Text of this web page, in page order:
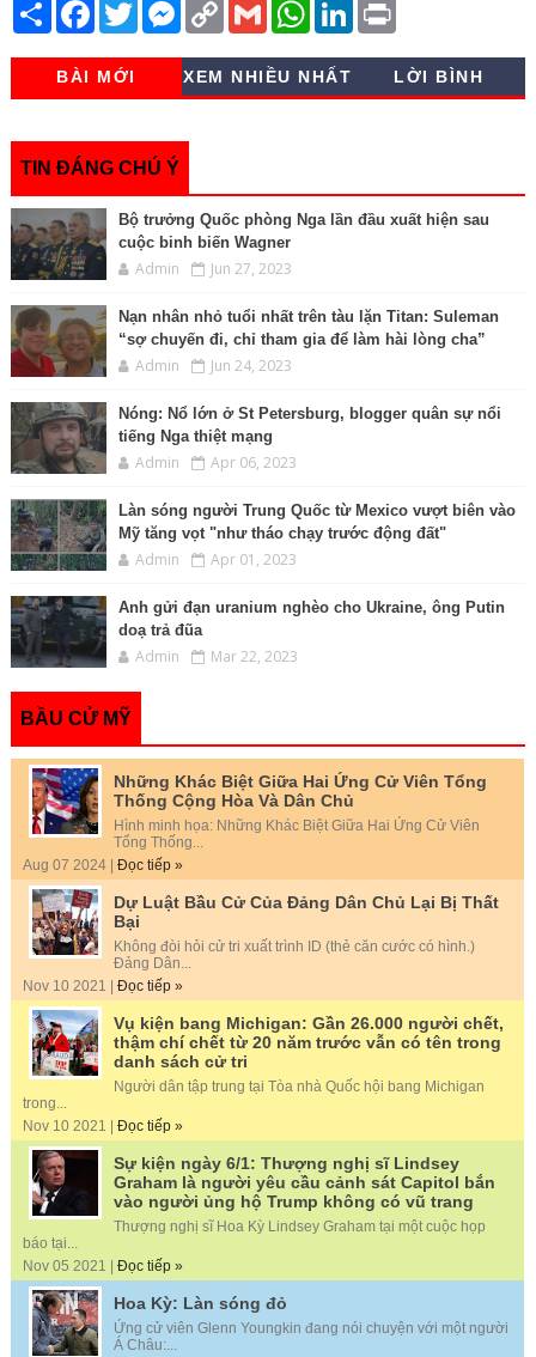
r
e
e
b
o
k
w
t
e
s
e
n
e
y
L
i
m
i
l
t
s
A
k
d
n
t
BÀI MỚI XEM NHIỀU NHẤT LỜI BÌNH
TIN ĐÁNG CHÚ Ý
Bộ trưởng Quốc phòng Nga lần đầu xuất hiện sau
cuộc binh biến Wagner
Admin Jun 27, 2023
Nạn nhân nhỏ tuổi nhất trên tàu lặn Titan: Suleman
“sợ chuyến đi, chỉ tham gia để làm hài lòng cha”
Admin Jun 24, 2023
Nóng: Nổ lớn ở St Petersburg, blogger quân sự nổi
tiếng Nga thiệt mạng
Admin Apr 06, 2023
Làn sóng người Trung Quốc từ Mexico vượt biên vào
Mỹ tăng vọt "như tháo chạy trước động đất"
Admin Apr 01, 2023
Anh gửi đạn uranium nghèo cho Ukraine, ông Putin
doạ trả đũa
Admin Mar 22, 2023
BẦU CỬ MỸ
Những Khác Biệt Giữa Hai Ứng Cử Viên Tổng
Thống Cộng Hòa Và Dân Chủ
Hình minh họa: Những Khác Biệt Giữa Hai Ứng Cử Viên
Tổng Thống...
Aug 07 2024 | Đọc tiếp »
Dự Luật Bầu Cử Của Đảng Dân Chủ Lại Bị Thất
Bại
Không đòi hỏi cử tri xuất trình ID (thẻ căn cước có hình.)
Đảng Dân...
Nov 10 2021 | Đọc tiếp »
Vụ kiện bang Michigan: Gần 26.000 người chết,
thậm chí chết từ 20 năm trước vẫn có tên trong
danh sách cử tri
Người dân tập trung tại Tòa nhà Quốc hội bang Michigan
trong...
Nov 10 2021 | Đọc tiếp »
Sự kiện ngày 6/1: Thượng nghị sĩ Lindsey
Graham là người yêu cầu cảnh sát Capitol bắn
vào người ủng hộ Trump không có vũ trang
Thượng nghị sĩ Hoa Kỳ Lindsey Graham tại một cuộc họp
báo tại...
Nov 05 2021 | Đọc tiếp »
Hoa Kỳ: Làn sóng đỏ
Ứng cử viên Glenn Youngkin đang nói chuyện với một người
Á Châu:...